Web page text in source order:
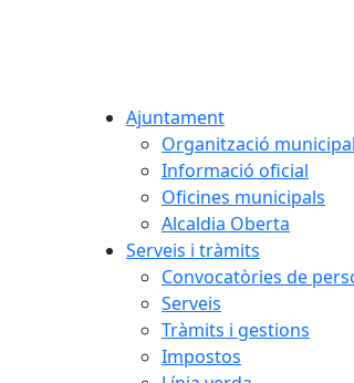
Ajuntament
Organització municipal
Informació oficial
Oficines municipals
Alcaldia Oberta
Serveis i tràmits
Convocatòries de
Serveis
Tràmits i gestions
Impostos